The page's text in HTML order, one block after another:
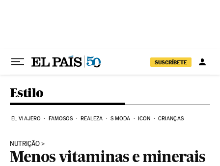
SUSCRÍBETE
Estilo
EL VIAJERO FAMOSOS REALEZA S MODA ICON CRIANÇAS
NUTRIÇÃO
Menos vitaminas e minerais